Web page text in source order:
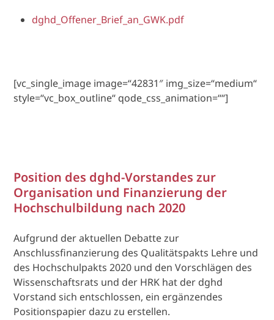
dghd_Offener_Brief_an_GWK.pdf
[vc_single_image image=“42831″ img_size=“medium“
style=“vc_box_outline“ qode_css_animation=““]
Position des dghd-Vorstandes zur
Organisation und Finanzierung der
Hochschulbildung nach 2020
Aufgrund der aktuellen Debatte zur
Anschlussfinanzierung des Qualitätspakts Lehre und
des Hochschulpakts 2020 und den Vorschlägen des
Wissenschaftsrats und der HRK hat der dghd
Vorstand sich entschlossen, ein ergänzendes
Positionspapier dazu zu erstellen.